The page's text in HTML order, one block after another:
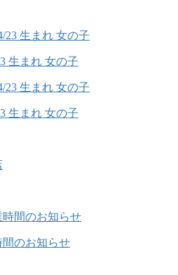
生まれ 女の子
生まれ 女の子
のお知らせ